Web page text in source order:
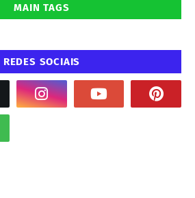
MAIN TAGS
REDES SOCIAIS